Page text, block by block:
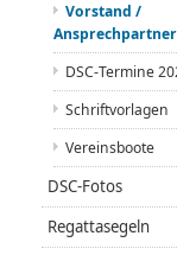
Vorstand /
Ansprechpartner
DSC-Termine
Schriftvorlagen
Vereinsboote
DSC-Fotos
Regattasegeln